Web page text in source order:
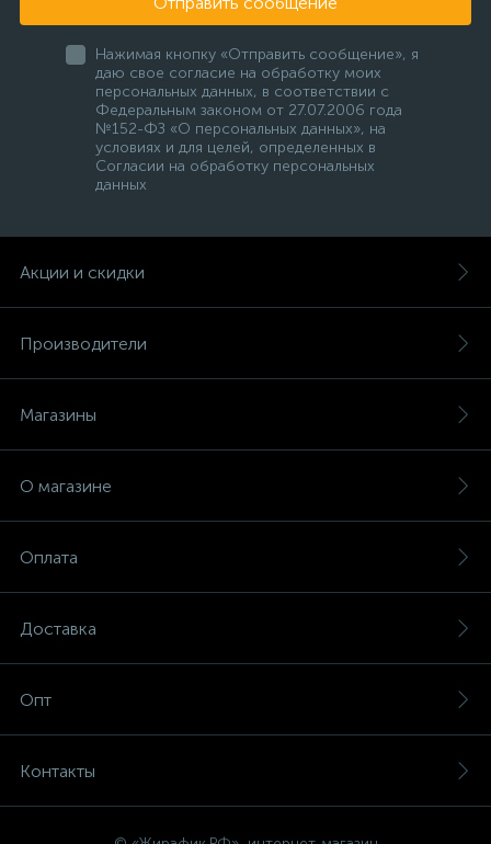
Нажимая кнопку «Отправить сообщение», я
даю свое согласие на обработку моих
персональных данных, в соответствии с
Федеральным законом от 27.07.2006 года
№152-ФЗ «О персональных данных», на
условиях и для целей, определенных в
Согласии на обработку персональных
данных
Акции и скидки
Производители
Магазины
О магазине
Оплата
Доставка
Опт
Контакты